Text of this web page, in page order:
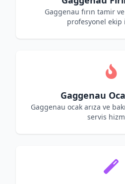
Gaggenau fırın tamir
profesyonel ekip
Gaggenau
Gaggenau ocak arıza ve
servis